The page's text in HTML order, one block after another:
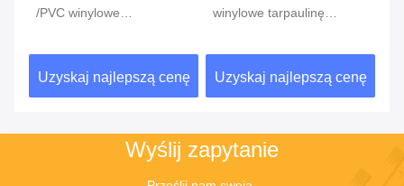
winylowe tarpaulinę
tkaniny ślubne
Uzyskaj najlepszą cenę
przezroczysty materiał
zewnętrzna
Uzyskaj najlepszą cenę
Wyślij zapytanie